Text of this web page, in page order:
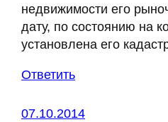
недвижимости его
дату, по состоянию на
установлена его
Ответить
07.10.2014